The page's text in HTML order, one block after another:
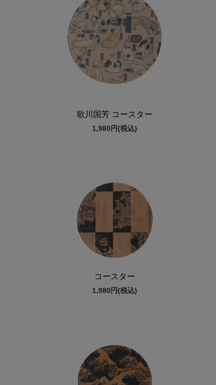
歌川国芳 コースター
1,980円(税込)
コースター
1,980円(税込)